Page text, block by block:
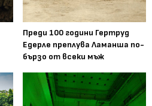
Преди 100 години Гертруд
Едерле преплува Ламанша по-
бързо от всеки мъж